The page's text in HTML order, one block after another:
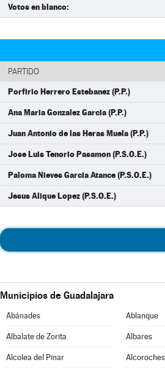
Votos en blanco:
PARTIDO
Porfirio Herrero Estebanez (P.P.)
Ana Maria Gonzalez Garcia (P.P.)
Juan Antonio de las Heras Muela (P.P.)
Jose Luis Tenorio Pasamon (P.S.O.E.)
Paloma Nieves Garcia Atance (P.S.O.E.)
Jesus Alique Lopez (P.S.O.E.)
Municipios de Guadalajara
Abánades Ablanque
Albalate de Zorita Albares
Alcolea del Pinar Alcoroches